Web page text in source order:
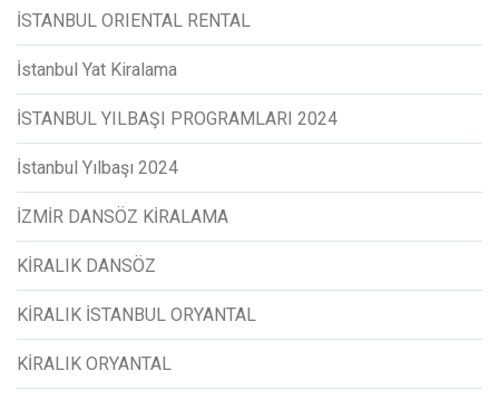
İSTANBUL ORIENTAL RENTAL
İstanbul Yat Kiralama
İSTANBUL YILBAŞI PROGRAMLARI 2024
İstanbul Yılbaşı 2024
İZMİR DANSÖZ KİRALAMA
KİRALIK DANSÖZ
KİRALIK İSTANBUL ORYANTAL
KİRALIK ORYANTAL